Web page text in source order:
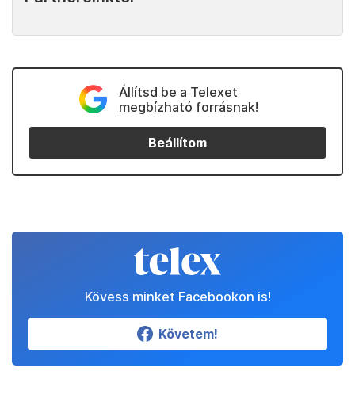
Állítsd be a Telexet
megbízható forrásnak!
Beállítom
Kövess minket Facebookon is!
Követem!